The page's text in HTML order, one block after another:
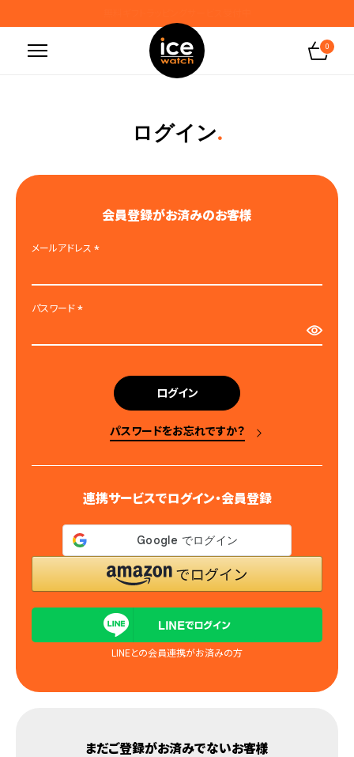
腕時計保証プラスご加入で保証期間4年＋強化保証
0
ログイン
会員登録がお済みのお客様
メールアドレス
パスワード
ログイン
パスワードをお忘れですか？
連携サービスでログイン・会員登録
LINEとの会員連携がお済みの方
まだご登録がお済みでないお客様